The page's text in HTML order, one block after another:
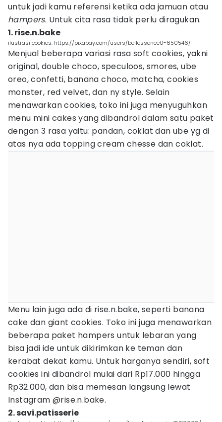
untuk jadi kamu referensi ketika ada jamuan atau
hampers. Untuk cita rasa tidak perlu diragukan.
1. rise.n.bake
ilustrasi cookies. https://pixabay.com/users/bellessence0-650546/
Menjual beberapa variasi rasa soft cookies, yakni
original, double choco, speculoos, smores, ube
oreo, confetti, banana choco, matcha, cookies
monster, red velvet, dan ny style. Selain
menawarkan cookies, toko ini juga menyuguhkan
menu mini cakes yang dibandrol dalam satu paket
dengan 3 rasa yaitu: pandan, coklat dan ube yg di
atas nya ada topping cream chesse dan coklat.
Menu lain juga ada di rise.n.bake, seperti banana
cake dan giant cookies. Toko ini juga menawarkan
beberapa paket hampers untuk lebaran yang
bisa jadi ide untuk dikirimkan ke teman dan
kerabat dekat kamu. Untuk harganya sendiri, soft
cookies ini dibandrol mulai dari Rp17.000 hingga
Rp32.000, dan bisa memesan langsung lewat
Instagram @rise.n.bake.
2. savi.patisserie